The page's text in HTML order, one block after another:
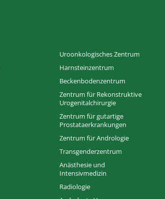
Uroonkologisches Zentrum
Harnsteinzentrum
Beckenbodenzentrum
Zentrum für Rekonstruktive
Urogenitalchirurgie
Zentrum für gutartige
Prostataerkrankungen
Zentrum für Andrologie
Transgenderzentrum
Anästhesie und
Intensivmedizin
Radiologie